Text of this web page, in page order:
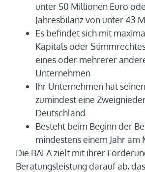
unter 50 Millionen Euro
Jahresbilanz von unter 43
Es befindet sich mit
Kapitals oder
eines oder mehrerer
Unternehmen
Ihr Unternehmen hat
zumindest eine
Deutschland
Besteht beim Beginn der
mindestens einem Jahr am
Die BAFA zielt mit ihrer
Beratungsleistung darauf ab,